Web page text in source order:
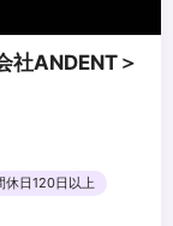
社ANDENT＞
休日120日以上